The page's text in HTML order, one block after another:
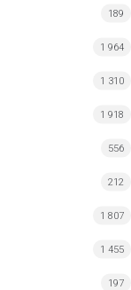
189
1 964
1 310
1 918
556
212
1 807
1 455
197